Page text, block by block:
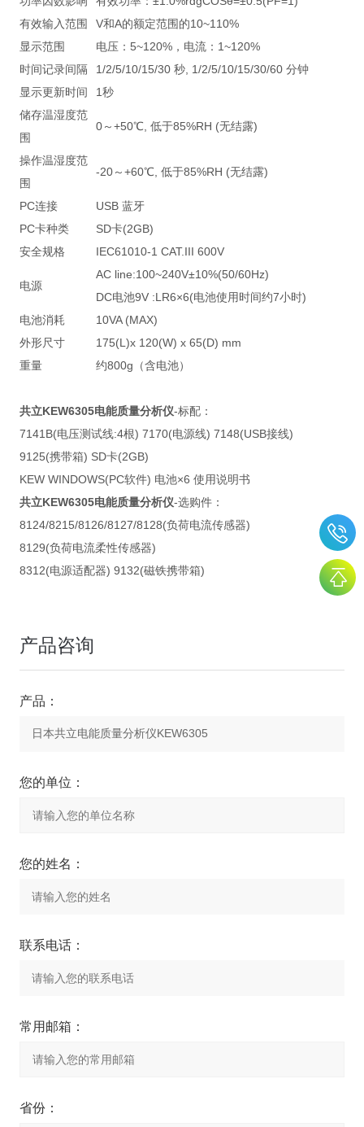
有效输入范围
V和A的额定范围的10~110%
显示范围
电压：5~120%，电流：1~120%
时间记录间隔
1/2/5/10/15/30 秒, 1/2/5/10/15/30/60 分钟
显示更新时间
1秒
储存温湿度范
围
0～+50℃, 低于85%RH (无结露)
操作温湿度范
围
-20～+60℃, 低于85%RH (无结露)
PC连接
USB 蓝牙
PC卡种类
SD卡(2GB)
安全规格
IEC61010-1 CAT.III 600V
电源
AC line:100~240V±10%(50/60Hz)
DC电池9V :LR6×6(电池使用时间约7小时)
电池消耗
10VA (MAX)
外形尺寸
175(L)x 120(W) x 65(D) mm
重量
约800g（含电池）
共立KEW6305电能质量分析仪-标配：
7141B(电压测试线:4根) 7170(电源线) 7148(USB接线)
9125(携带箱) SD卡(2GB)
KEW WINDOWS(PC软件) 电池×6 使用说明书
共立KEW6305电能质量分析仪-选购件：
8124/8215/8126/8127/8128(负荷电流传感器)
8129(负荷电流柔性传感器)
8312(电源适配器) 9132(磁铁携带箱)
产品咨询
产品：
您的单位：
您的姓名：
联系电话：
常用邮箱：
省份：